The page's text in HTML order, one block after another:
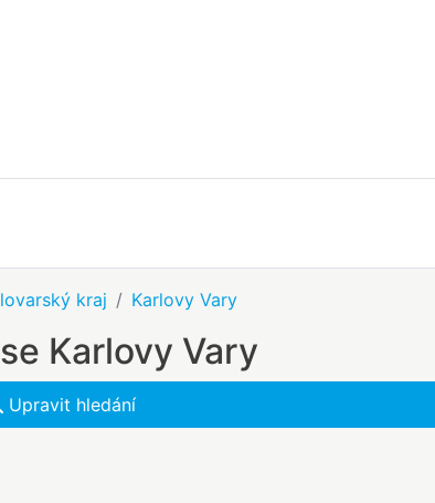
kraj Karlovy Vary
Karlovy Vary
Upravit hledání